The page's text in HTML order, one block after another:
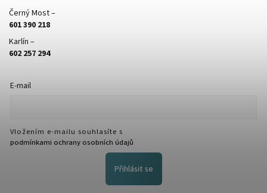
Černý Most –
601 390 218
Karlín –
602 257 294
E-mail
Vložením e-mailu souhlasíte s
podmínkami ochrany osobních údajů
Přihlásit se